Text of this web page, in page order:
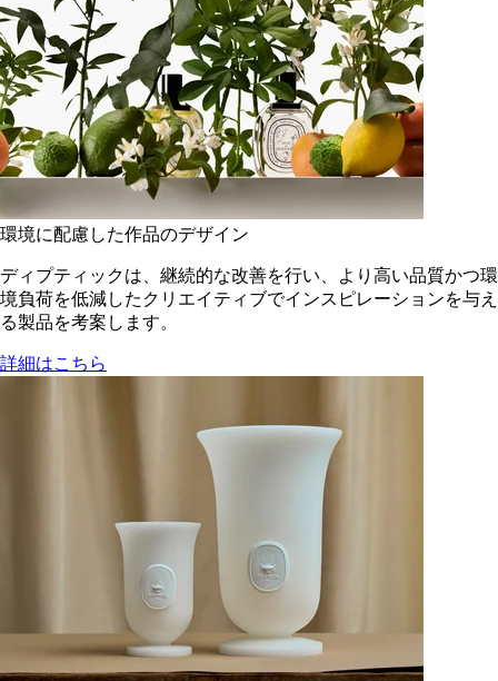
環境に配慮した作品のデザイン
ディプティックは、継続的な改善を行い、より高い品質かつ環
境負荷を低減した​クリエイティブでインスピレーションを与え
る製品を考案します。
詳細はこちら